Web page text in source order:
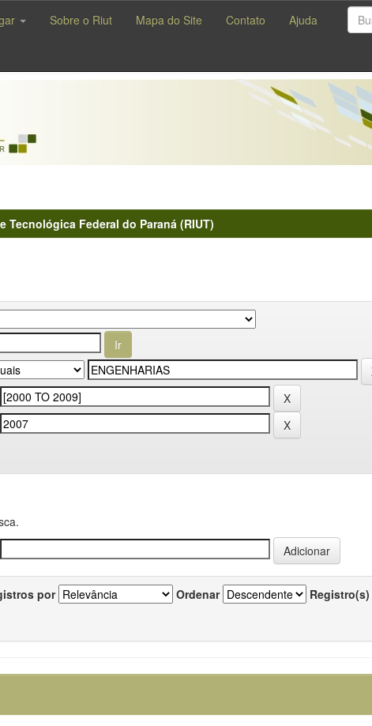
Sobre o Riut Mapa do Site Contato Ajuda
Federal do Paraná (RIUT)
por Ordenar Registro(s)